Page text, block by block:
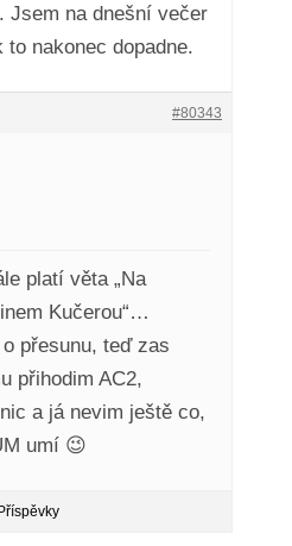
Jsem na dnešní večer
nakonec dopadne.
#80343
platí věta „Na
Kučerou“…
přesunu, teď zas
přihodim AC2,
a já nevim ještě co,
umí 😉
Příspěvky